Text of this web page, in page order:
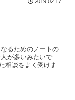
2019.02.17
るためのノートの
が多いみたいで
相談をよく受けま